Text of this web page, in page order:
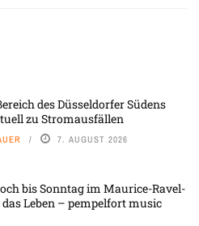
des Düsseldorfer Südens
zu Stromausfällen
7. AUGUST 2026
bis Sonntag im Maurice-Ravel-
das Leben – pempelfort music